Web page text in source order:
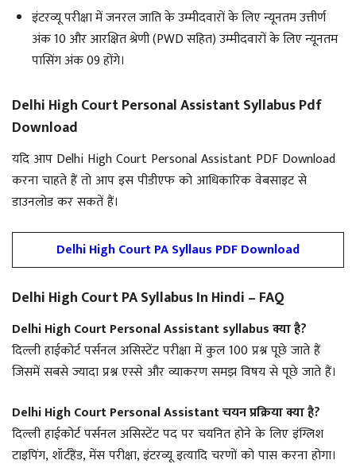
इंटरव्यू परीक्षा में जनरल जाति के उम्मीदवारों के लिए न्यूनतम उत्तीर्ण
अंक 10 और आरक्षित श्रेणी (PWD सहित) उम्मीदवारों के लिए न्यूनतम
पासिंग अंक 09 होंगे।
Delhi High Court Personal Assistant Syllabus Pdf
Download
यदि आप Delhi High Court Personal Assistant PDF Download
करना चाहते हैं तो आप इस पीडीएफ को आधिकारिक वेबसाइट से
डाउनलोड कर सकतें हैं।
Delhi High Court PA Syllaus PDF Download
Delhi High Court PA Syllabus In Hindi – FAQ
Delhi High Court Personal Assistant syllabus क्या है?
दिल्ली हाईकोर्ट पर्सनल असिस्टेंट परीक्षा में कुल 100 प्रश्न पूछे जाते हैं
जिसमें सबसे ज्यादा प्रश्न एस्से और व्याकरण समझ विषय से पूछे जाते हैं।
Delhi High Court Personal Assistant चयन प्रक्रिया क्या है?
दिल्ली हाईकोर्ट पर्सनल असिस्टेंट पद पर चयनित होने के लिए इंग्लिश
टाइपिंग, शॉर्टहैंड, मेंस परीक्षा, इंटरव्यू इत्यादि चरणों को पास करना होगा।